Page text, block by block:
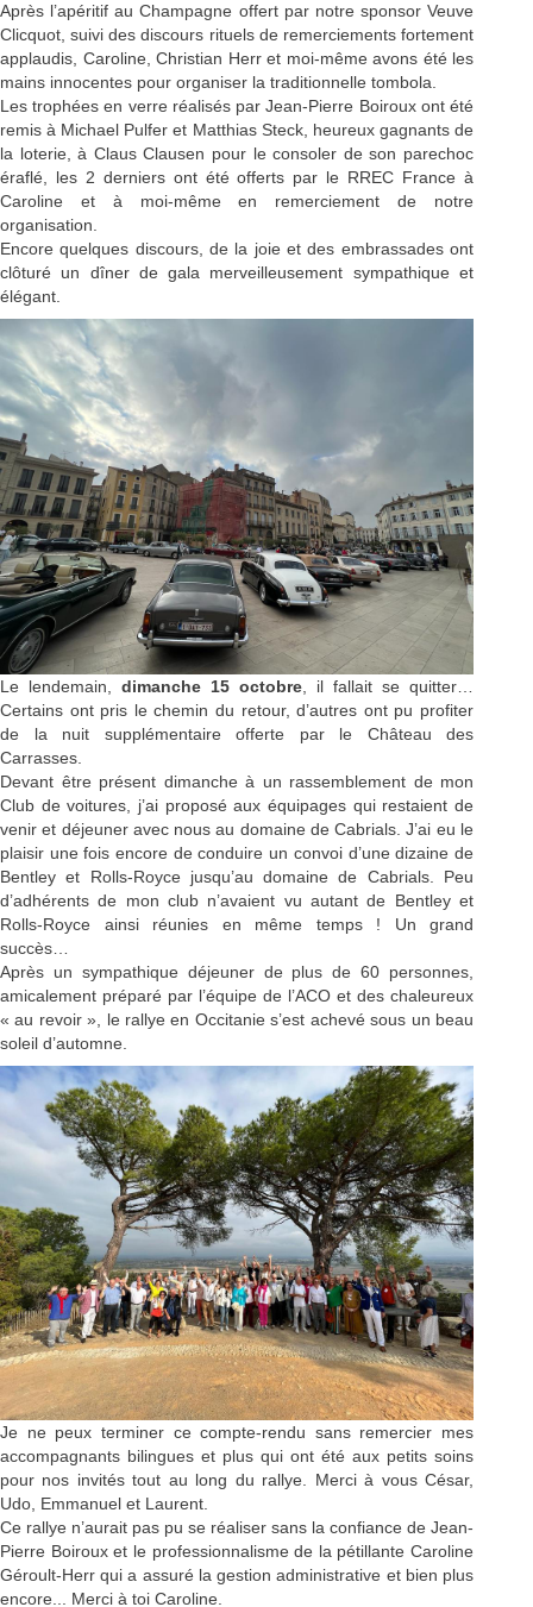
Après l’apéritif au Champagne offert par notre sponsor Veuve
Clicquot, suivi des discours rituels de remerciements fortement
applaudis, Caroline, Christian Herr et moi-même avons été les
mains innocentes pour organiser la traditionnelle tombola.
Les trophées en verre réalisés par Jean-Pierre Boiroux ont été
remis à Michael Pulfer et Matthias Steck, heureux gagnants de
la loterie, à Claus Clausen pour le consoler de son parechoc
éraflé, les 2 derniers ont été offerts par le RREC France à
Caroline et à moi-même en remerciement de notre
organisation.
Encore quelques discours, de la joie et des embrassades ont
clôturé un dîner de gala merveilleusement sympathique et
élégant.
Le lendemain, dimanche 15 octobre , il fallait se quitter…
Certains ont pris le chemin du retour, d’autres ont pu profiter
de la nuit supplémentaire offerte par le Château des
Carrasses.
Devant être présent dimanche à un rassemblement de mon
Club de voitures, j’ai proposé aux équipages qui restaient de
venir et déjeuner avec nous au domaine de Cabrials. J’ai eu le
plaisir une fois encore de conduire un convoi d’une dizaine de
Bentley et Rolls-Royce jusqu’au domaine de Cabrials. Peu
d’adhérents de mon club n’avaient vu autant de Bentley et
Rolls-Royce ainsi réunies en même temps ! Un grand
succès…
Après un sympathique déjeuner de plus de 60 personnes,
amicalement préparé par l’équipe de l’ACO et des chaleureux
« au revoir », le rallye en Occitanie s’est achevé sous un beau
soleil d’automne.
Je ne peux terminer ce compte-rendu sans remercier mes
accompagnants bilingues et plus qui ont été aux petits soins
pour nos invités tout au long du rallye. Merci à vous César,
Udo, Emmanuel et Laurent.
Ce rallye n’aurait pas pu se réaliser sans la confiance de Jean-
Pierre Boiroux et le professionnalisme de la pétillante Caroline
Géroult-Herr qui a assuré la gestion administrative et bien plus
encore... Merci à toi Caroline.